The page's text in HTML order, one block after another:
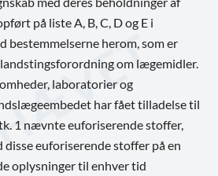
på liste A, B, C, D og E i
bestemmelserne herom, som er
om lægemidler.
laboratorier og
har fået tilladelse til
1 nævnte euforiserende stoffer,
disse euforiserende stoffer på en
oplysninger til enhver tid